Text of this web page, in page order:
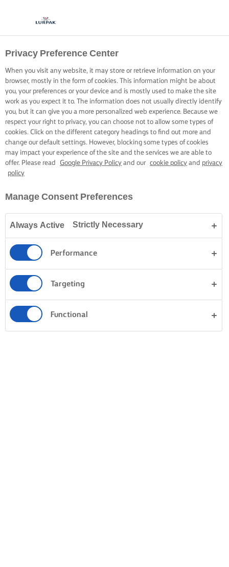
Privacy Preference Center
When you visit any website, it may store or retrieve information on your
browser, mostly in the form of cookies. This information might be about
you, your preferences or your device and is mostly used to make the site
work as you expect it to. The information does not usually directly identify
you, but it can give you a more personalized web experience. Because we
respect your right to privacy, you can choose not to allow some types of
cookies. Click on the different category headings to find out more and
change our default settings. However, blocking some types of cookies
may impact your experience of the site and the services we are able to
offer. Please read
Google Privacy Policy and our cookie policy and privacy
policy
Manage Consent Preferences
Strictly Necessary
Always Active
Performance
Targeting
Functional